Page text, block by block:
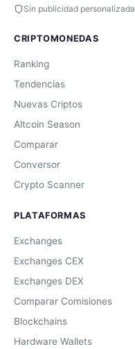
Sin publicidad personalizada
CRIPTOMONEDAS
Ranking
Tendencias
Nuevas Criptos
Altcoin Season
Comparar
Conversor
Crypto Scanner
PLATAFORMAS
Exchanges
Exchanges CEX
Exchanges DEX
Comparar Comisiones
Blockchains
Hardware Wallets